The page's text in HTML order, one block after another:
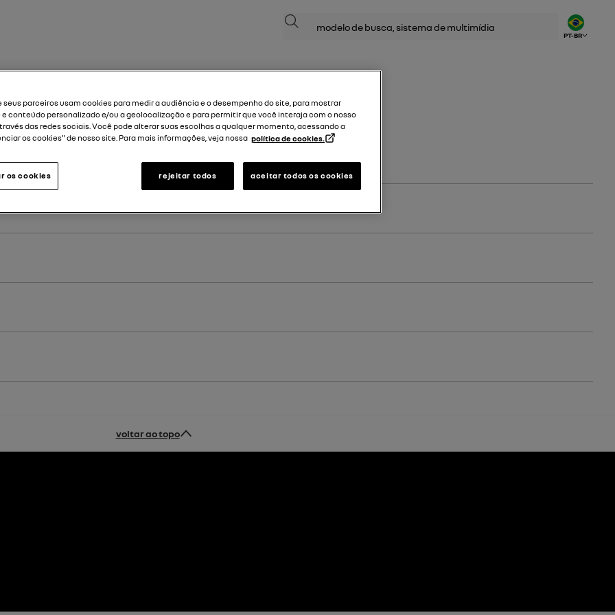
Pesquisar
PT-BR
primeira matrícula do seu veículo.
voltar ao topo
seus parceiros usam cookies para medir a audiência e o desempenho do site, para mostrar
conteúdo personalizado e/ou a geolocalização e para permitir que você interaja com o nosso
das redes sociais. Você pode alterar suas escolhas a qualquer momento, acessando a
os cookies" de nosso site. Para mais informações, veja nossa política de cookies.
rejeitar todos aceitar todos os cookies
os cookies